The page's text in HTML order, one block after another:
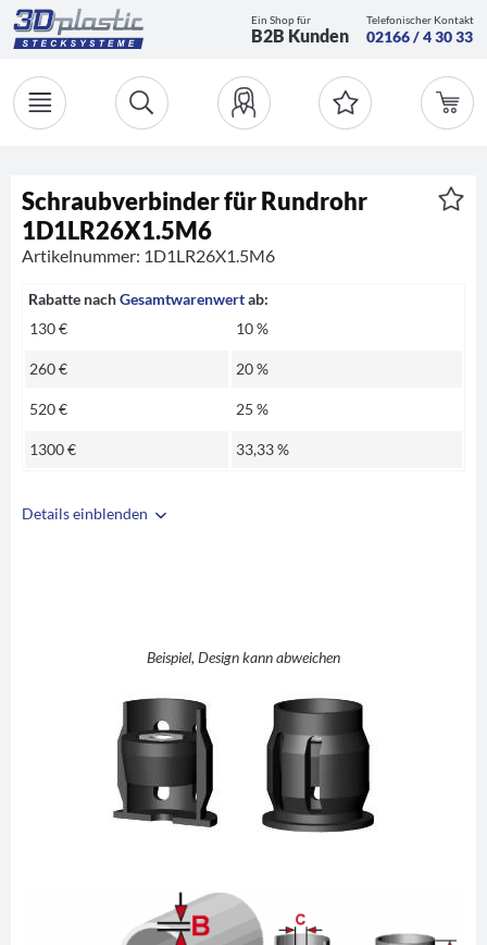
Ein Shop für
B2B Kunden
Telefonischer Kontakt
02166 / 4 30 33
Details einblenden
Beispiel, Design kann abweichen
Schraubverbinder für Rundrohr
1D1LR26X1.5M6
Artikelnummer: 1D1LR26X1.5M6
Rabatte nachGesamtwarenwertab:
130 €
10 %
260 € 20 %
520 € 25 %
1300 € 33,33 %